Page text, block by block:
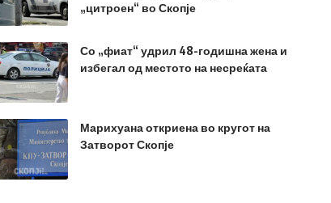
„цитроен“ во Скопје
Со „фиат“ удрил 48-годишна жена и
избегал од местото на несреќата
Марихуана откриена во кругот на
Затворот Скопје